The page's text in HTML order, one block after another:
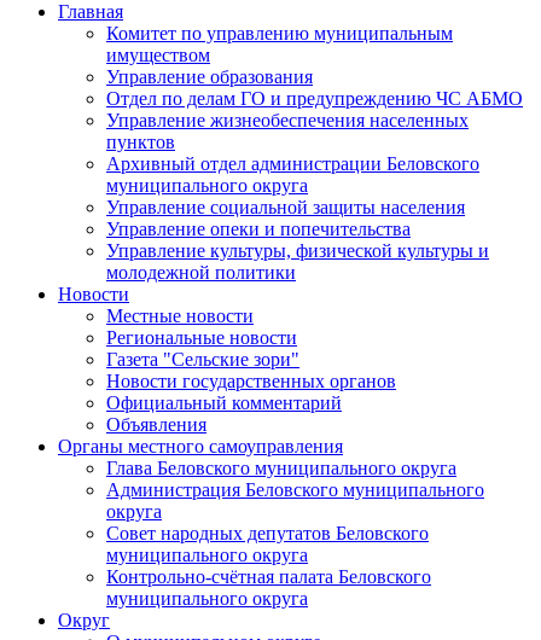
Главная
Комитет по управлению муниципальным
имуществом
Управление образования
Отдел по делам ГО и предупреждению ЧС АБМО
Управление жизнеобеспечения населенных
пунктов
Архивный отдел администрации Беловского
муниципального округа
Управление социальной защиты населения
Управление опеки и попечительства
Управление культуры, физической культуры и
молодежной политики
Новости
Местные новости
Региональные новости
Газета "Сельские зори"
Новости государственных органов
Официальный комментарий
Объявления
Органы местного самоуправления
Глава Беловского муниципального округа
Администрация Беловского муниципального
округа
Совет народных депутатов Беловского
муниципального округа
Контрольно-счётная палата Беловского
муниципального округа
Округ